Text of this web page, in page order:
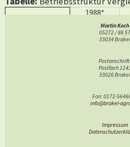
1988*
ansehnliche Anzahl von
Mit dem letzten
Martin Koch
05272 / 86 57
33034 Brakel
Postfach
33026 Brakel
Fon: 0172-
info@brakel-
Impressum